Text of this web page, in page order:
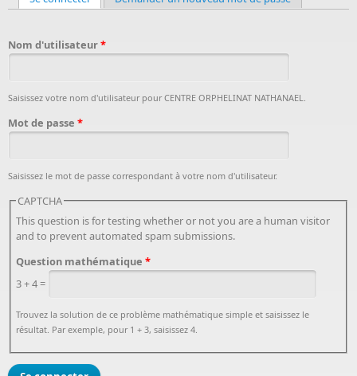
Nom d'utilisateur*
Saisissez votre nom d'utilisateur pour CENTRE ORPHELINAT NATHANAEL.
Mot de passe *
Saisissez le mot de passe correspondant à votre nom d'utilisateur.
CAPTCHA
This question is for testing whether or not you are a human visitor
and to prevent automated spam submissions.
Question mathématique*
3 + 4 =
Trouvez la solution de ce problème mathématique simple et saisissez le
résultat. Par exemple, pour 1 + 3, saisissez 4.